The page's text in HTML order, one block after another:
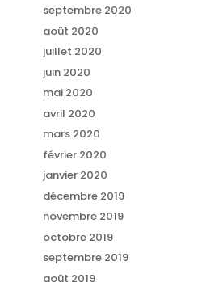
septembre 2020
août 2020
juillet 2020
juin 2020
mai 2020
avril 2020
mars 2020
février 2020
janvier 2020
décembre 2019
novembre 2019
octobre 2019
septembre 2019
août 2019